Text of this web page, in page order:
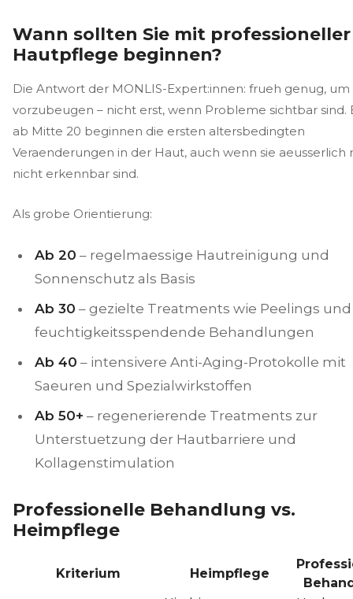
Wann sollten Sie mit professioneller
Hautpflege beginnen?
Die Antwort der MONLIS-Expert:innen: frueh genug, um
vorzubeugen – nicht erst, wenn Probleme sichtbar sind.
ab Mitte 20 beginnen die ersten altersbedingten
Veraenderungen in der Haut, auch wenn sie aeusserlich
nicht erkennbar sind.
Als grobe Orientierung:
Ab 20 – regelmaessige Hautreinigung und
Sonnenschutz als Basis
Ab 30 – gezielte Treatments wie Peelings und
feuchtigkeitsspendende Behandlungen
Ab 40 – intensivere Anti-Aging-Protokolle mit
Saeuren und Spezialwirkstoffen
Ab 50+ – regenerierende Treatments zur
Unterstuetzung der Hautbarriere und
Kollagenstimulation
Professionelle Behandlung vs.
Heimpflege
Kriterium Heimpflege